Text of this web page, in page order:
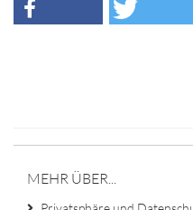
MEHR ÜBER...